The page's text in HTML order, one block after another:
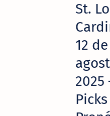
St.
12 de
2025